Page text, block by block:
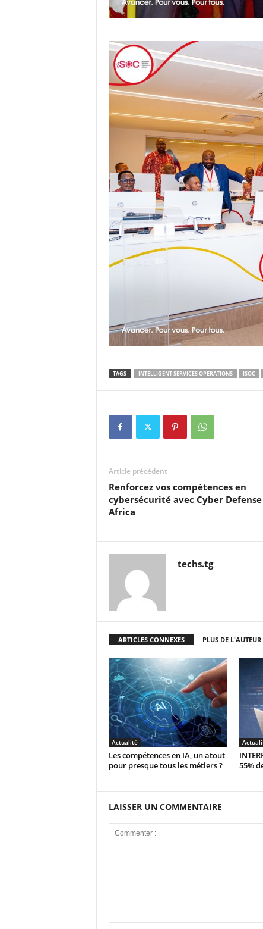
TAGS INTELLIGENT SERVICES OPERATIONS ISOC
Article précédent
Renforcez vos compétences en
cybersécurité avec Cyber Defense
Africa
techs.tg
ARTICLES CONNEXES PLUS DE L'AUTEUR
Actualité
Les compétences en IA, un atout
pour presque tous les métiers ?
55%
LAISSER UN COMMENTAIRE